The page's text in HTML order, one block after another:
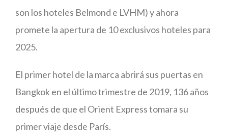
son los hoteles Belmond e LVHM) y ahora
promete la apertura de 10 exclusivos hoteles para
2025.
El primer hotel de la marca abrirá sus puertas en
Bangkok en el último trimestre de 2019, 136 años
después de que el Orient Express tomara su
primer viaje desde París.